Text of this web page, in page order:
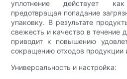
уплотнение действует
предотвращая попадание
упаковку. В результате
свежесть и качество в течение
приводит к повышению
сокращению отходов продукции
Универсальность и настройка: